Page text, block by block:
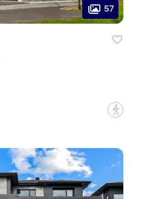
57
?